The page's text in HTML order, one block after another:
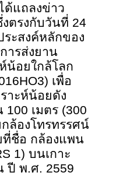
ถลงข่าว
ตรงกับวันที่ 24
ระสงค์หลักของ
ารส่งยาน
น้อยใกล้โลก
HO3) เพื่อ
าะห์น้อยดัง
เมตร (300
ล้องโทรทรรศน์
ที่ชื่อ กล้องแพน
1) บนเกาะ
ปี พ.ศ. 2559